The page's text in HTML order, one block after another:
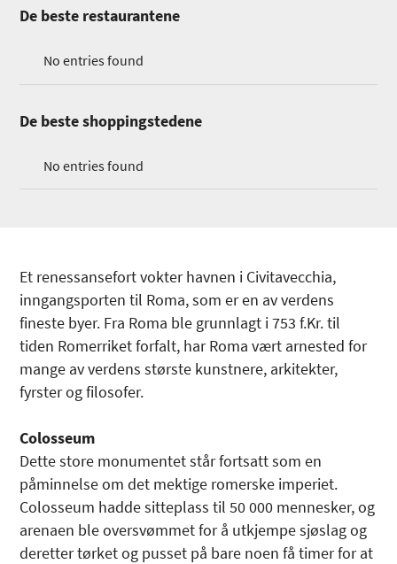
De beste restaurantene
No entries found
De beste shoppingstedene
No entries found
Et renessansefort vokter havnen i Civitavecchia,
inngangsporten til Roma, som er en av verdens
fineste byer. Fra Roma ble grunnlagt i 753 f.Kr. til
tiden Romerriket forfalt, har Roma vært arnested for
mange av verdens største kunstnere, arkitekter,
fyrster og filosofer.
Colosseum
Dette store monumentet står fortsatt som en
påminnelse om det mektige romerske imperiet.
Colosseum hadde sitteplass til 50 000 mennesker, og
arenaen ble oversvømmet for å utkjempe sjøslag og
deretter tørket og pusset på bare noen få timer for at